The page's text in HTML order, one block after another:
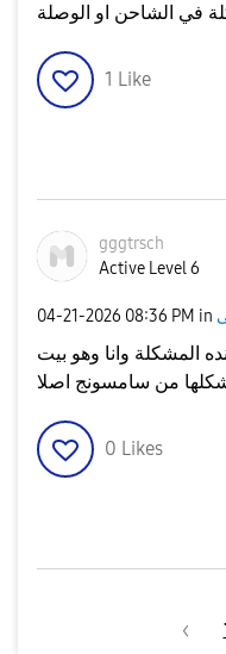
في الشاحن او الوصلة
1 Like
gggtrsch
Active Level 6
‎04-21-2026 08:36 PM in
المشكلة وانا وهو بيت
شكلها من سامسونج اصلا
0 Likes